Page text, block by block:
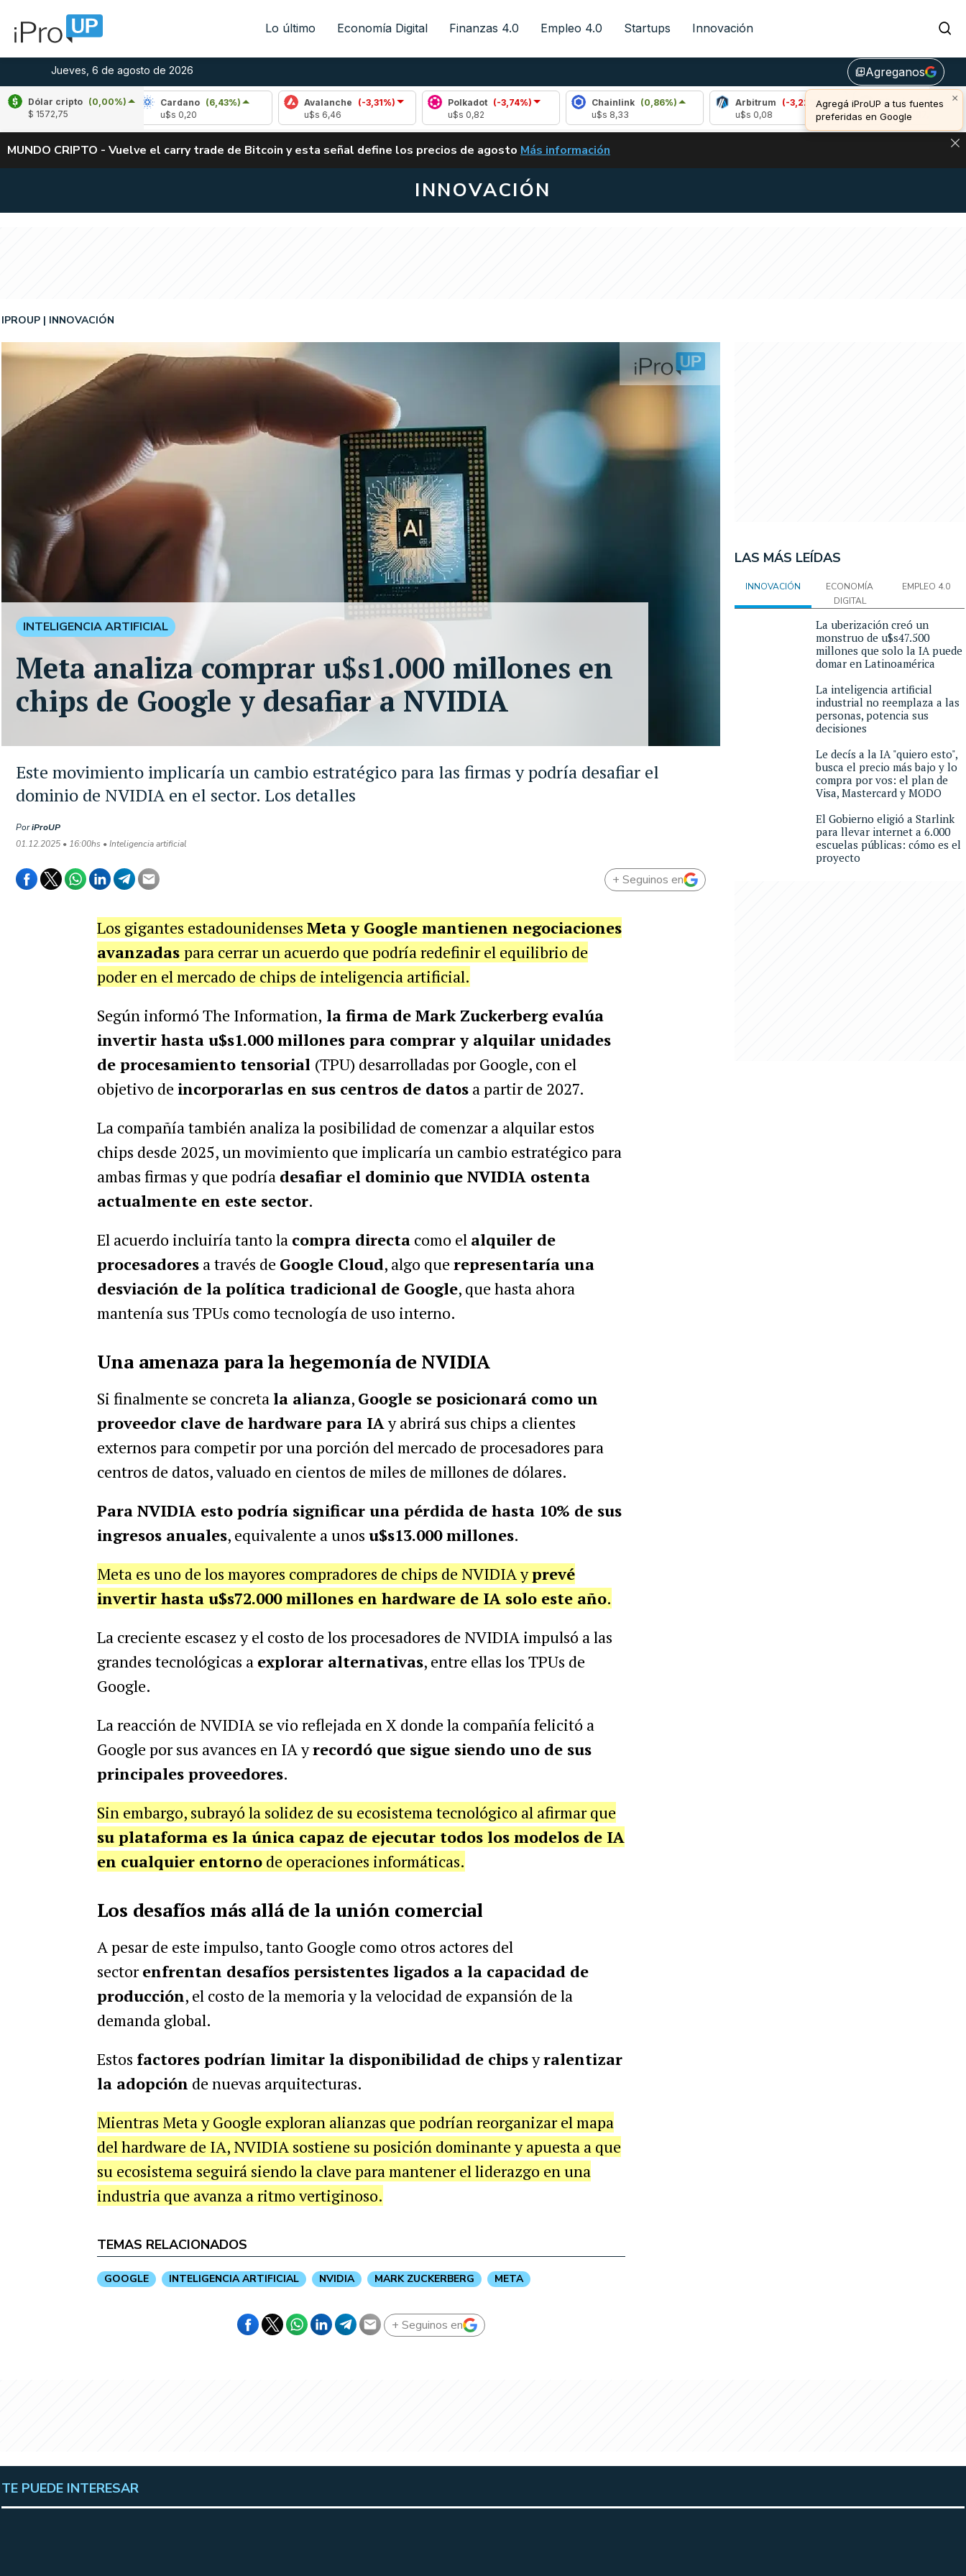
Lo último Economía Digital Finanzas 4.0 Empleo 4.0 Startups Innovación
Jueves, 6 de agosto de 2026 library_addAgreganos
×
Agregá iProUP a tus fuentes
preferidas en Google
Dólar cripto (0,00%)
$ 1572,75
(-2,73%)
Cardano
(6,43%)
Avalanche (-3,31%)
Polkadot
(-3,74%)
Chainlink (0,86%)
Arbitrum (-3,22%)
Bitcoin (-0,16%)
u$s 64.587,00
ALERTA
MUNDO CRIPTO - Vuelve el carry trade de Bitcoin y esta señal define los precios de agosto VUELVE EL CARRY TRADE DE BITCOIN Y ESTA SEÑAL DEFINE LOS PRECIOS DE
Más información
INNOVACIÓN
Este movimiento implicaría un cambio estratégico para las firmas y podría desafiar el
dominio de NVIDIA en el sector. Los detalles
IPROUP INNOVACIÓN
PoriProUP
01.12.2025 • 16:00hs • Inteligencia artificial
INTELIGENCIA ARTIFICIAL
Meta analiza comprar u$s1.000 millones en
chips de Google y desafiar a NVIDIA
+ Seguinos en
Los gigantes estadounidenses Meta y Google mantienen negociaciones
avanzadas para cerrar un acuerdo que podría redefinir el equilibrio de
poder en el mercado de chips de inteligencia artificial.
Según informó The Information, la firma de Mark Zuckerberg evalúa
invertir hasta u$s1.000 millones para comprar y alquilar unidades
de procesamiento tensorial (TPU) desarrolladas por Google, con el
objetivo de incorporarlas en sus centros de datosa partir de 2027.
La compañía también analiza la posibilidad de comenzar a alquilar estos
chips desde 2025, un movimiento que implicaría un cambio estratégico para
ambas firmas y que podría desafiar el dominio que NVIDIA ostenta
actualmente en este sector.
El acuerdo incluiría tanto la compra directacomo el alquiler de
procesadoresa través de Google Cloud, algo que representaría una
desviación de la política tradicional de Google, que hasta ahora
mantenía sus TPUs como tecnología de uso interno.
Una amenaza para la hegemonía de NVIDIA
Si finalmente se concretala alianza, Google se posicionará como un
proveedor clave de hardware para IAy abrirá sus chips a clientes
externos para competir por una porción del mercado de procesadores para
centros de datos, valuado en cientos de miles de millones de dólares.
Para NVIDIA esto podría significar una pérdida de hasta 10% de sus
ingresos anuales, equivalente a unos u$s13.000 millones.
Meta es uno de los mayores compradores de chips de NVIDIA yprevé
invertir hasta u$s72.000 millones en hardware de IA solo este año.
La creciente escasez y el costo de los procesadores de NVIDIA impulsó a las
grandes tecnológicas a explorar alternativas, entre ellas los TPUs de
Google.
La reacción de NVIDIA se vio reflejada en X donde la compañía felicitó a
Google por sus avances en IA yrecordó que sigue siendo uno de sus
principales proveedores.
Sin embargo, subrayó la solidez de su ecosistema tecnológico al afirmar que
su plataforma es la única capaz de ejecutar todos los modelos de IA
en cualquier entornode operaciones informáticas.
Los desafíos más allá de la unión comercial
A pesar de este impulso, tanto Google como otros actores del
sectorenfrentan desafíos persistentes ligados a la capacidad de
producción, el costo de la memoria y la velocidad de expansión de la
demanda global.
Estos factores podrían limitar la disponibilidad de chipsyralentizar
la adopción de nuevas arquitecturas.
Mientras Meta y Google exploran alianzas que podrían reorganizar el mapa
del hardware de IA, NVIDIA sostiene su posición dominante y apuesta a que
su ecosistema seguirá siendo la clave para mantener el liderazgo en una
industria que avanza a ritmo vertiginoso.
TEMAS RELACIONADOS
GOOGLE INTELIGENCIA ARTIFICIAL NVIDIA MARK ZUCKERBERG META
+ Seguinos en
LAS MÁS LEÍDAS
INNOVACIÓN
ECONOMÍA
DIGITAL
EMPLEO 4.0
La uberización creó un
monstruo de u$s47.500
millones que solo la IA puede
domar en Latinoamérica
La inteligencia artificial
industrial no reemplaza a las
personas, potencia sus
decisiones
Le decís a la IA "quiero esto",
busca el precio más bajo y lo
compra por vos: el plan de
Visa, Mastercard y MODO
El Gobierno eligió a Starlink
para llevar internet a 6.000
escuelas públicas: cómo es el
proyecto
TE PUEDE INTERESAR